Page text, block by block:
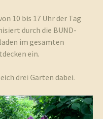
10 bis 17 Uhr der Tag
durch die BUND-
im gesamten
ein.
drei Gärten dabei.